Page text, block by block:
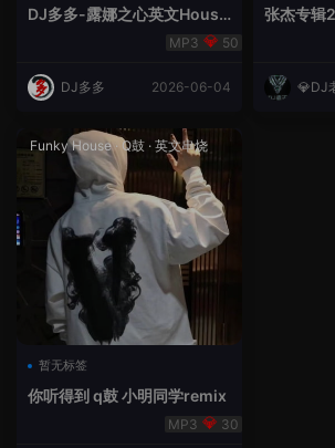
DJ多多-露娜之心英文House
50
DJ多多 2026-06-04
张杰专辑
💎DJ
Funky House· Q鼓 · 英文串烧
暂无标签
你听得到 q鼓 小明同学remix
30